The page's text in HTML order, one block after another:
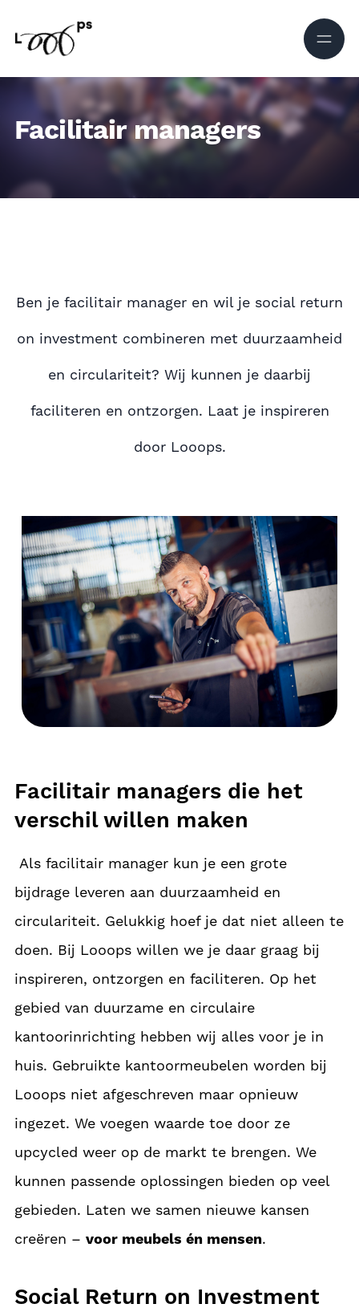
Facilitair managers
Ben je facilitair manager en wil je social return
on investment combineren met duurzaamheid
en circulariteit? Wij kunnen je daarbij
faciliteren en ontzorgen. Laat je inspireren
door Looops.
Facilitair managers die het
verschil willen maken
Als facilitair manager kun je een grote
bijdrage leveren aan duurzaamheid en
circulariteit. Gelukkig hoef je dat niet alleen te
doen. Bij Looops willen we je daar graag bij
inspireren, ontzorgen en faciliteren. Op het
gebied van duurzame en circulaire
kantoorinrichting hebben wij alles voor je in
huis. Gebruikte kantoormeubelen worden bij
Looops niet afgeschreven maar opnieuw
ingezet. We voegen waarde toe door ze
upcycled weer op de markt te brengen. We
kunnen passende oplossingen bieden op veel
gebieden. Laten we samen nieuwe kansen
creëren – voor meubels én mensen.
Social Return on Investment